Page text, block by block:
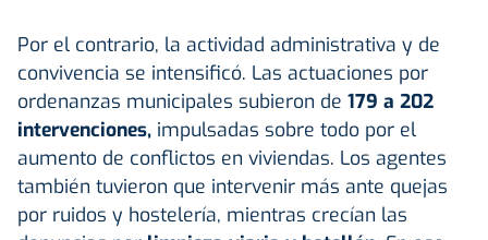
Por el contrario, la actividad administrativa y de
convivencia se intensificó. Las actuaciones por
ordenanzas municipales subieron de 179 a 202
intervenciones, impulsadas sobre todo por el
aumento de conflictos en viviendas. Los agentes
también tuvieron que intervenir más ante quejas
por ruidos y hostelería, mientras crecían las